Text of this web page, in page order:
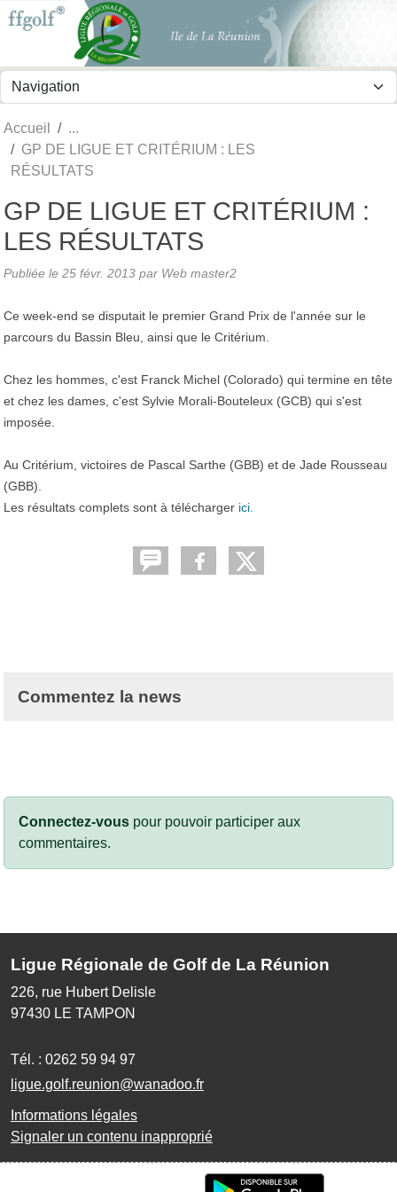
Accueil
GP DE LIGUE ET CRITÉRIUM : LES
RÉSULTATS
GP DE LIGUE ET CRITÉRIUM :
LES RÉSULTATS
Publiée le 25 févr. 2013 par Web master2
Ce week-end se disputait le premier Grand Prix de l'année sur le
parcours du Bassin Bleu, ainsi que le Critérium.
Chez les hommes, c'est Franck Michel (Colorado) qui termine en tête
et chez les dames, c'est Sylvie Morali-Bouteleux (GCB) qui s'est
imposée.
Au Critérium, victoires de Pascal Sarthe (GBB) et de Jade Rousseau
(GBB).
Les résultats complets sont à télécharger ici.
Commentez la news
Connectez-vous pour pouvoir participer aux
commentaires.
Ligue Régionale de Golf de La Réunion
226, rue Hubert Delisle
97430 LE TAMPON
Tél. : 0262 59 94 97
ligue.golf.reunion@wanadoo.fr
Informations légales
Signaler un contenu inapproprié
Panneau de gestion des cookies